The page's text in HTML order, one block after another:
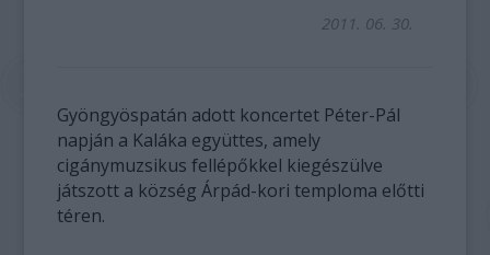
2011. 06. 30.
Gyöngyöspatán adott koncertet Péter-Pál
napján a Kaláka együttes, amely
cigánymuzsikus fellépőkkel kiegészülve
játszott a község Árpád-kori temploma előtti
téren.